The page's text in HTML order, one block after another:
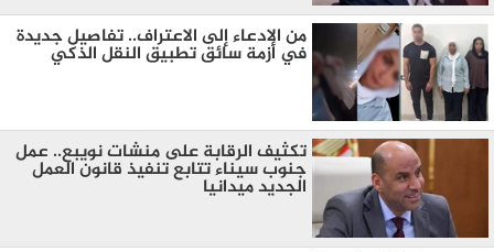
من الادعاء إلى الاعتراف.. تفاصيل جديدة
في أزمة سائق تطبيق النقل الذكي
تكثيف الرقابة على منشات نويبع.. عمل
جنوب سيناء تتابع تنفيذ قانون العمل
الجديد ميدانيا